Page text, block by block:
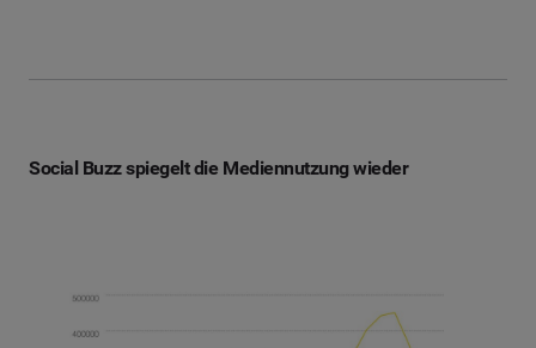
Social Buzz spiegelt die Mediennutzung wieder